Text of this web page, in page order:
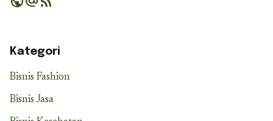
Kategori
Bisnis Fashion
Bisnis Jasa